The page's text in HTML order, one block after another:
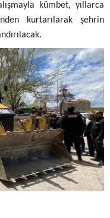
kümbet, yıllarca
kurtarılarak şehrin